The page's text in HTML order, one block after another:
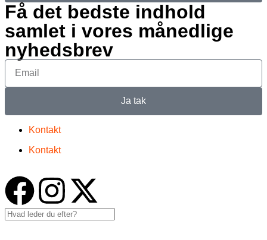
Få det bedste indhold
samlet i vores månedlige
nyhedsbrev
Ja tak
Kontakt
Kontakt